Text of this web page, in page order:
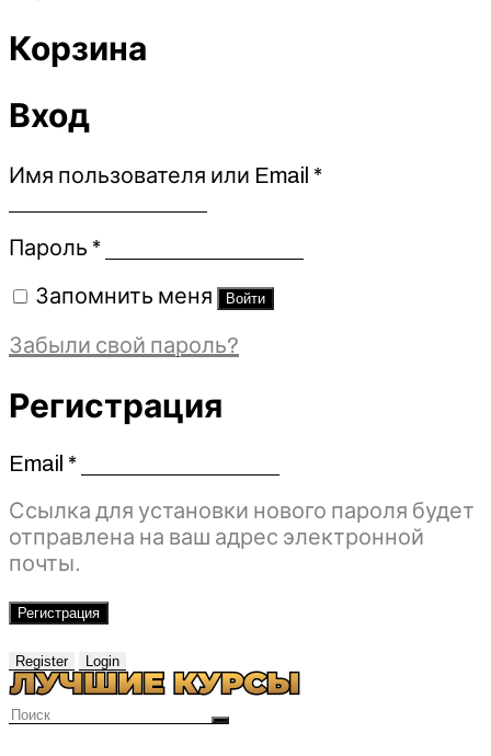
Корзина
Вход
Имя пользователя или Email *Обязательно
Пароль *Обязательно
Запомнить меня Войти
Забыли свой пароль?
Регистрация
Email *Обязательно
Ссылка для установки нового пароля будет
отправлена ​​на ваш адрес электронной
почты.
Регистрация
Register Login